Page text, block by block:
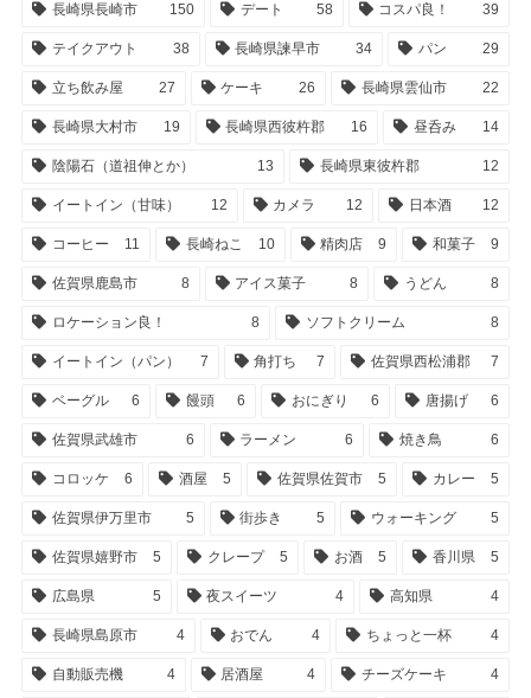
長崎県長崎市 150 デート 58 コスパ良！ 39
テイクアウト 38 長崎県諫早市 34 パン 29
立ち飲み屋 27 ケーキ 26 長崎県雲仙市 22
長崎県大村市 19 長崎県西彼杵郡 16 昼呑み 14
陰陽石（道祖伸とか） 13 長崎県東彼杵郡 12
イートイン（甘味） 12 カメラ 12 日本酒 12
コーヒー 11 長崎ねこ 10 精肉店 9 和菓子 9
佐賀県鹿島市 8 アイス菓子 8 うどん 8
ロケーション良！ 8 ソフトクリーム 8
イートイン（パン） 7 角打ち 7 佐賀県西松浦郡 7
ベーグル 6 饅頭 6 おにぎり 6 唐揚げ 6
佐賀県武雄市 6 ラーメン 6 焼き鳥 6
コロッケ 6 酒屋 5 佐賀県佐賀市 5 カレー 5
佐賀県伊万里市 5 街歩き 5 ウォーキング 5
佐賀県嬉野市 5 クレープ 5 お酒 5 香川県 5
広島県 5 夜スイーツ 4 高知県 4
長崎県島原市 4 おでん 4 ちょっと一杯 4
自動販売機 4 居酒屋 4 チーズケーキ 4